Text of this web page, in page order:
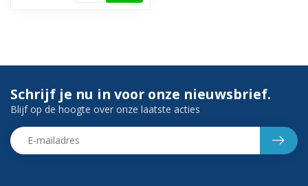
Schrijf je nu in voor onze nieuwsbrief.
Blijf op de hoogte over onze laatste acties